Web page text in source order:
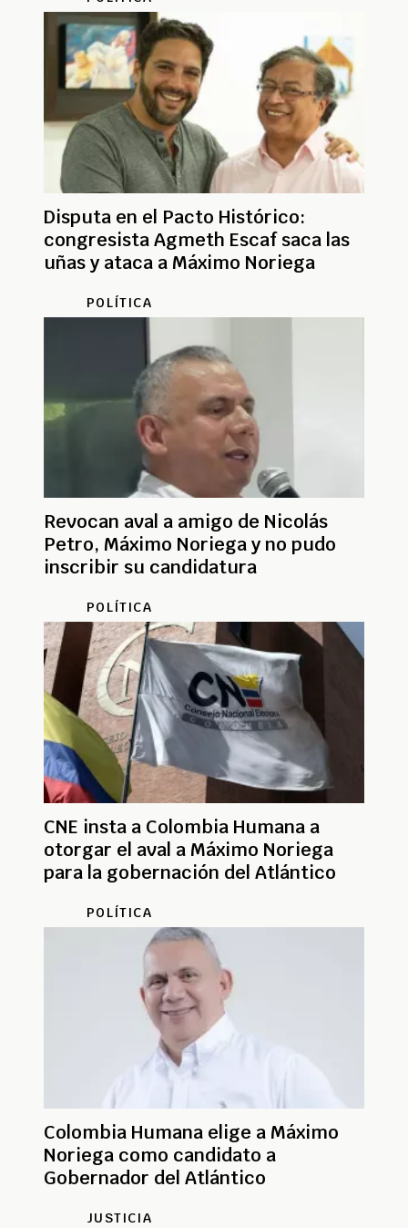
Disputa en el Pacto Histórico:
congresista Agmeth Escaf saca las
uñas y ataca a Máximo Noriega
POLÍTICA
Revocan aval a amigo de Nicolás
Petro, Máximo Noriega y no pudo
inscribir su candidatura
POLÍTICA
CNE insta a Colombia Humana a
otorgar el aval a Máximo Noriega
para la gobernación del Atlántico
POLÍTICA
Colombia Humana elige a Máximo
Noriega como candidato a
Gobernador del Atlántico
JUSTICIA